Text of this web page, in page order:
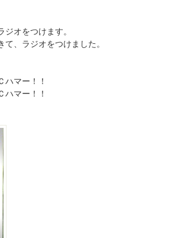
オをつけます。
、ラジオをつけました。
ハマー！！
ハマー！！